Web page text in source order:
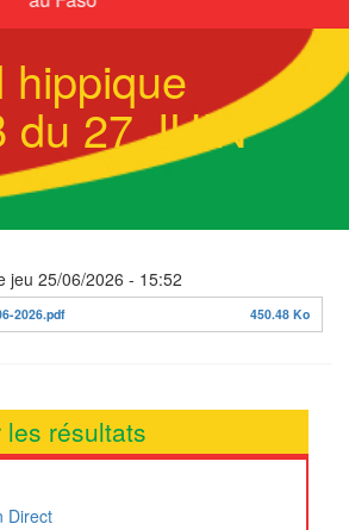
hippique
du 27 JUIN
jeu 25/06/2026 - 15:52
2026.pdf 450.48 Ko
résultats
Direct